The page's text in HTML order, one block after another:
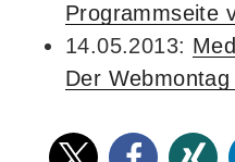
Programmseite
14.05.2013:
Der